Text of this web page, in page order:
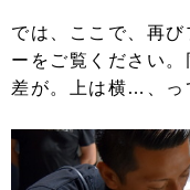
では、ここで、再
ーをご覧ください
差が。上は横…、っ